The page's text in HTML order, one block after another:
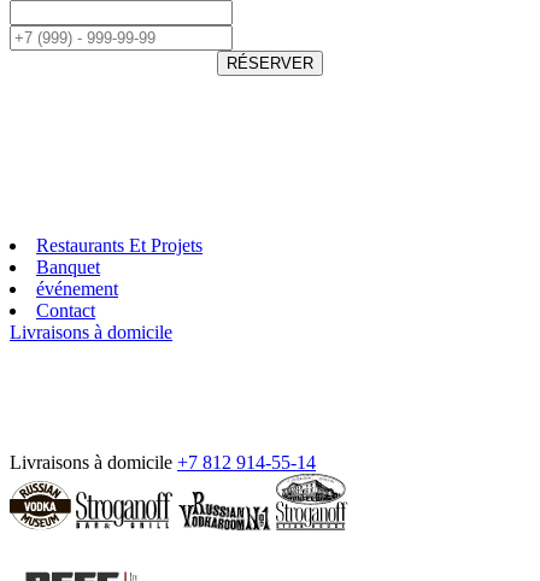
RÉSERVER
Restaurants Et Projets
Banquet
événement
Contact
Livraisons à domicile
Livraisons à domicile +7 812 914-55-14